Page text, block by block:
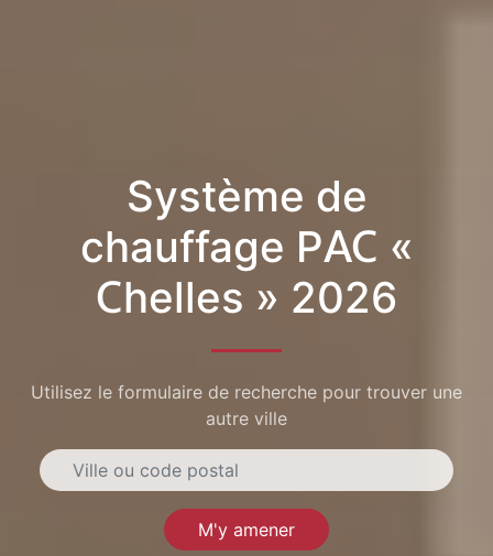
Système de
chauffage PAC «
Chelles » 2026
Utilisez le formulaire de recherche pour trouver une
autre ville
M'y amener